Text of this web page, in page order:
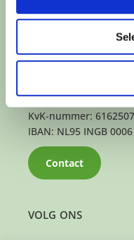
VOLG ONS
Het kantoor- en
KvK-nummer:
IBAN: NL95 INGB
Contact